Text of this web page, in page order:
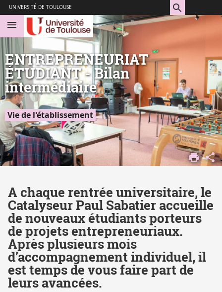
au
contenu
directs
UNIVERSITÉ DE TOULOUSE
ENTREPRENEURIAT
ÉTUDIANT - Bilan
intermédiaire
Vie de l'établissement
CATALYSEUR
A chaque rentrée universitaire, le
Catalyseur Paul Sabatier accueille
de nouveaux étudiants porteurs
de projets entrepreneuriaux.
Après plusieurs mois
d’accompagnement individuel, il
est temps de vous faire part de
leurs avancées.